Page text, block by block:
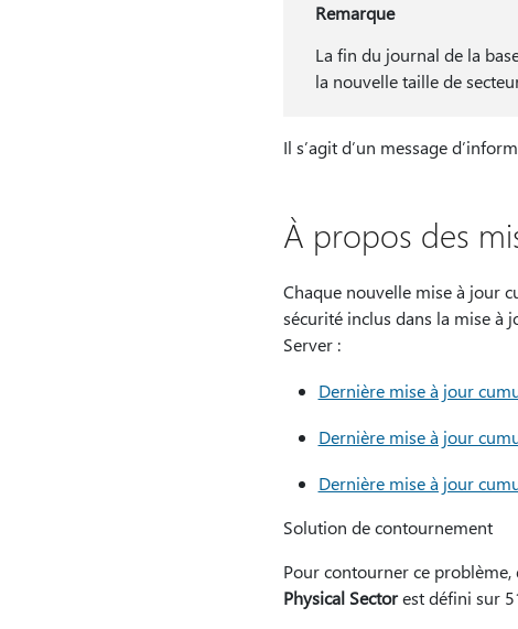
Remarque
La fin du journal de la
la nouvelle taille de
Il s’agit d’un message
À propos des
Chaque nouvelle mise à jour
sécurité inclus dans la mise à
Server :
Dernière mise à jour
Dernière mise à jour
Dernière mise à jour
Solution de contournement
Pour contourner ce
Physical Sectorest défini sur